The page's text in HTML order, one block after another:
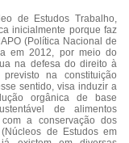
de Estudos Trabalho,
inicialmente porque faz
(Política Nacional de
em 2012, por meio do
na defesa do direito à
na constituição
sentido, visa induzir a
orgânica de base
de alimentos
a conservação dos
de Estudos em